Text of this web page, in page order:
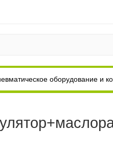
оборудование и